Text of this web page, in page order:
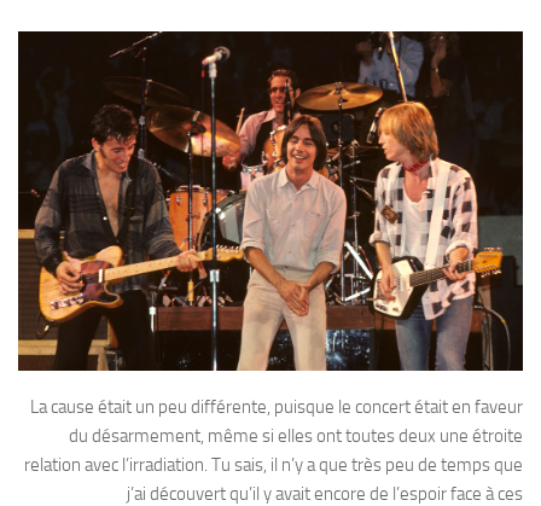
La cause était un peu différente, puisque le concert était en faveur
du désarmement, même si elles ont toutes deux une étroite
relation avec l’irradiation. Tu sais, il n’y a que très peu de temps que
j’ai découvert qu’il y avait encore de l’espoir face à ces